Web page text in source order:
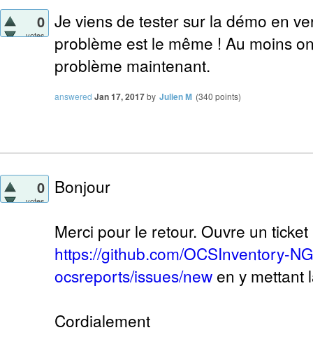
0
votes
Je viens de tester sur la démo en
problème est le même ! Au moins
problème maintenant.
answered Jan 17, 2017by Julien M (340 points)
0
votes
Bonjour
Merci pour le retour. Ouvre un ticket
https://github.com/OCSInventory-
ocsreports/issues/new en y mettant
Cordialement